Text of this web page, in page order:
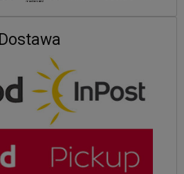
Dostawa